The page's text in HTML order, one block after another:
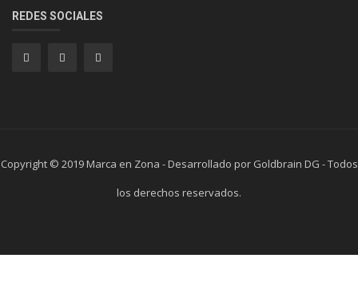
REDES SOCIALES
Copyright © 2019 Marca en Zona - Desarrollado por Goldbrain DG - Todos
los derechos reservados.